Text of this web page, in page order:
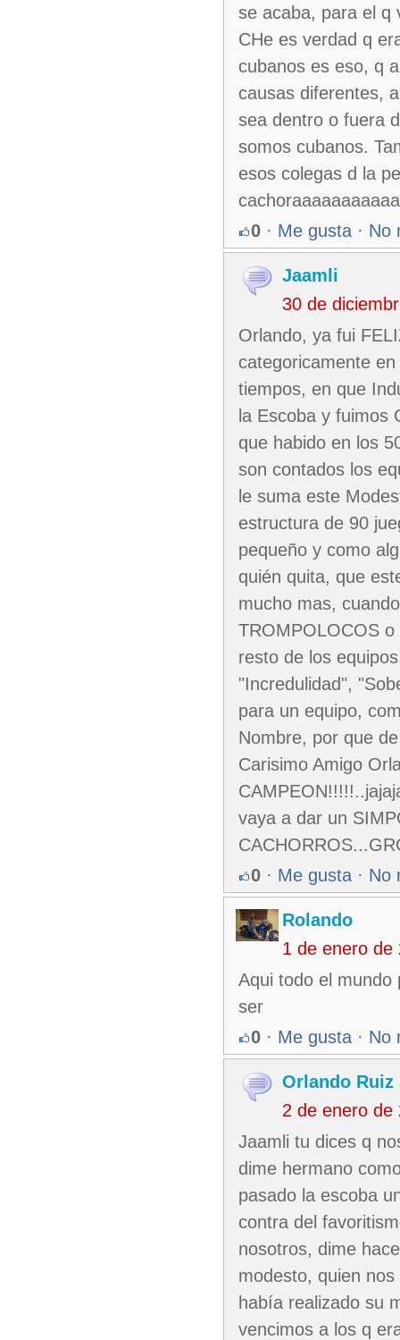
se acaba, para el q
CHe es verdad q
cubanos es eso, q
causas diferentes,
sea dentro o fuera
somos cubanos.
esos colegas d la
0 · Me gusta · No
Jaamli
30 de
Orlando, ya fui
categoricamente
tiempos, en que
la Escoba y fuimos
que habido en los
son contados los
le suma este
estructura de 90
pequeño y como
quién quita, que
mucho mas,
TROMPOLOCOS
resto de los
"Incredulidad",
para un equipo,
Nombre, por que
Carisimo Amigo
vaya a dar un
0 · Me gusta · No
Rolando
1 de enero de
Aqui todo el mundo
ser
0 · Me gusta · No
Orlando Ruiz
2 de enero de
Jaamli tu dices q
dime hermano
pasado la escoba
contra del
nosotros, dime
modesto, quien
había realizado su
vencimos a los q